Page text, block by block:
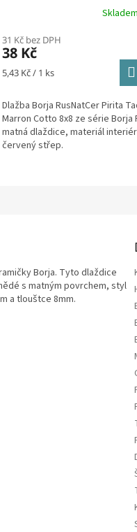
Skladem
31 Kč bez DPH
38 Kč
Měrná
5,43 Kč / 1 ks
Dlažba Borja RusNatCer Pirita
Marron Cotto 8x8 ze série Borja
matná dlaždice, materiál
červený střep.
Borja. Tyto dlaždice
s matným povrchem, styl
a tlouštce 8mm.